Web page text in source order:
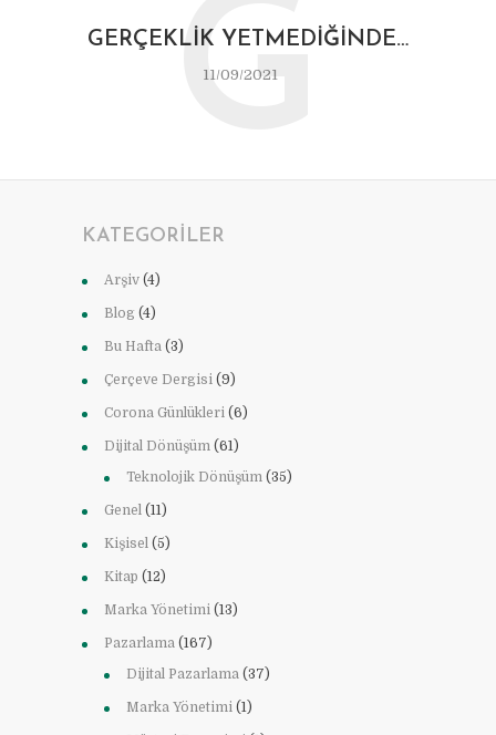
GERÇEKLIK YETMEDIĞINDE…
11/09/2021
G
KATEGORILER
Arşiv (4)
Blog (4)
Bu Hafta (3)
Çerçeve Dergisi (9)
Corona Günlükleri (6)
Dijital Dönüşüm (61)
Teknolojik Dönüşüm (35)
Genel (11)
Kişisel (5)
Kitap (12)
Marka Yönetimi (13)
Pazarlama (167)
Dijital Pazarlama (37)
Marka Yönetimi (1)